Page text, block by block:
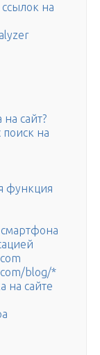
на
сайт?
поиск на
функция
blog/*
на сайте